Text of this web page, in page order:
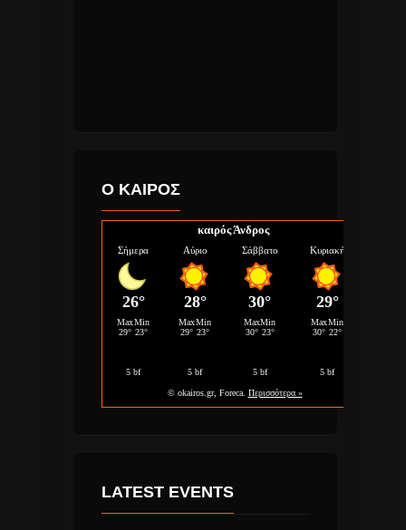
Ο ΚΑΙΡΟΣ
καιρός Άνδρος
LATEST EVENTS